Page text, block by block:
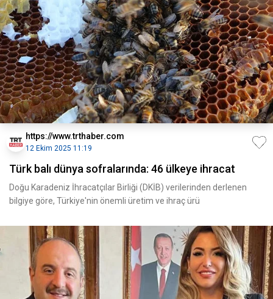
https://www.trthaber.com
12 Ekim 2025 11:19
Türk balı dünya sofralarında: 46 ülkeye ihracat
Doğu Karadeniz İhracatçılar Birliği (DKİB) verilerinden derlenen
bilgiye göre, Türkiye'nin önemli üretim ve ihraç ürü